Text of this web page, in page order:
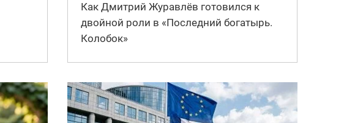
Как Дмитрий Журавлёв готовился к
двойной роли в «Последний богатырь.
Колобок»